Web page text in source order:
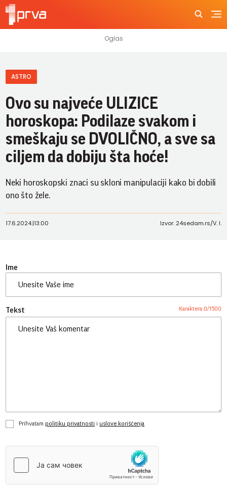
ASTRO
Ovo su najveće ULIZICE
horoskopa: Podilaze svakom i
smeškaju se DVOLIČNO, a sve sa
ciljem da dobiju šta hoće!
Neki horoskopski znaci su skloni manipulaciji kako bi dobili
ono što žele.
17.6.2024.|13:00 Izvor: 24sedam.rs/V. I.
Ime
Tekst Karaktera:0/1500
Prihvatam politiku privatnosti i uslove korišćenja